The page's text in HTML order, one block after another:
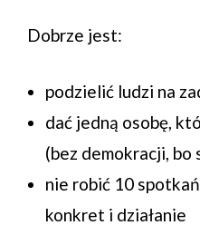
Dobrze jest:
podzielić ludzi na
dać jedną osobę,
(bez demokracji, bo
nie robić 10
konkret i działanie